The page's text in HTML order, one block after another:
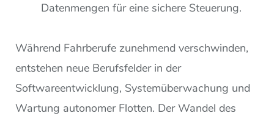
Datenmengen für eine sichere Steuerung.
Während Fahrberufe zunehmend verschwinden,
entstehen neue Berufsfelder in der
Softwareentwicklung, Systemüberwachung und
Wartung autonomer Flotten. Der Wandel des